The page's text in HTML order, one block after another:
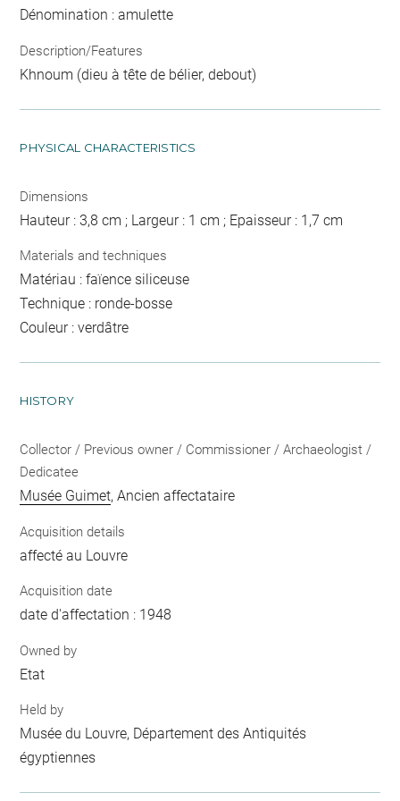
Dénomination : amulette
Description/Features
Khnoum (dieu à tête de bélier, debout)
PHYSICAL CHARACTERISTICS
Dimensions
Hauteur : 3,8 cm ; Largeur : 1 cm ; Epaisseur : 1,7 cm
Materials and techniques
Matériau : faïence siliceuse
Technique : ronde-bosse
Couleur : verdâtre
HISTORY
Collector / Previous owner / Commissioner / Archaeologist /
Dedicatee
Musée Guimet, Ancien affectataire
Acquisition details
affecté au Louvre
Acquisition date
date d'affectation : 1948
Owned by
Etat
Held by
Musée du Louvre, Département des Antiquités
égyptiennes